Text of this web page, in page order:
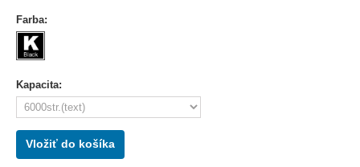
Farba:
Kapacita:
Vložiť do košíka